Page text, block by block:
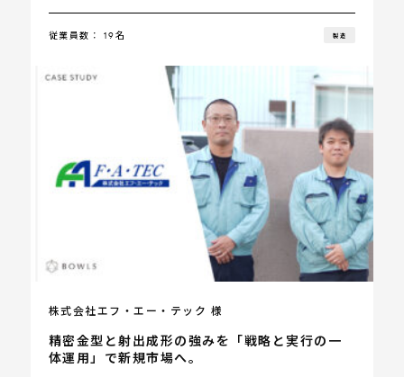
従業員数： 19名
製造
株式会社エフ・エー・テック 様
精密金型と射出成形の強みを「戦略と実行の一
体運用」で新規市場へ。